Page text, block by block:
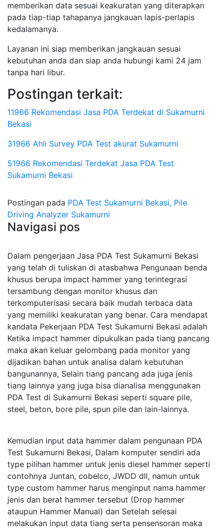
memberikan data sesuai keakuratan yang diterapkan
pada tiap-tiap tahapanya jangkauan lapis-perlapis
kedalamanya.
Layanan ini siap memberikan jangkauan sesuai
kebutuhan anda dan siap anda hubungi kami 24 jam
tanpa hari libur.
Postingan terkait:
11966 Rekomendasi Jasa PDA Terdekat di Sukamurni
Bekasi
31966 Ahli Survey PDA Test akurat Sukamurni
51966 Rekomendasi Terdekat Jasa PDA Test
Sukamurni Bekasi
Postingan pada PDA Test Sukamurni Bekasi, Pile
Driving Analyzer Sukamurni
Navigasi pos
Dalam pengerjaan Jasa PDA Test Sukamurni Bekasi
yang telah di tuliskan di atasbahwa Pengunaan benda
khusus berupa impact hammer yang terintegrasi
tersambung dengan monitor khusus dan
terkomputerisasi secara baik mudah terbaca data
yang memiliki keakuratan yang benar. Cara mendapat
kandata Pekerjaan PDA Test Sukamurni Bekasi adalah
Ketika impact hammer dipukulkan pada tiang pancang
maka akan keluar gelombang pada monitor yang
dijadikan bahan untuk analisa dalam kebutuhan
bangunannya, Selain tiang pancang ada juga jenis
tiang lainnya yang juga bisa dianalisa menggunakan
PDA Test di Sukamurni Bekasi seperti square pile,
steel, beton, bore pile, spun pile dan lain-lainnya.
Kemudian input data hammer dalam pengunaan PDA
Test Sukamurni Bekasi, Dalam komputer sendiri ada
type pilihan hammer untuk jenis diesel hammer seperti
contohnya Juntan, cobelco, JWDD dll, namun untuk
type custom hammer harus menginput nama hammer
jenis dan berat hammer tersebut (Drop hammer
ataupun Hammer Manual) dan Setelah selesai
melakukan input data tiang serta pensensoran maka